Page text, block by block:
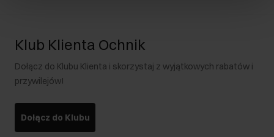
Klub Klienta Ochnik
Dołącz do Klubu Klienta i skorzystaj z wyjątkowych rabatów i
przywilejów!
Dołącz do Klubu